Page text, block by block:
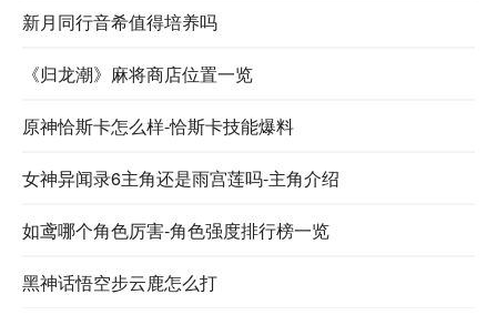
新月同行音希值得培养吗
《归龙潮》麻将商店位置一览
原神恰斯卡怎么样-恰斯卡技能爆料
女神异闻录6主角还是雨宫莲吗-主角介绍
如鸢哪个角色厉害-角色强度排行榜一览
黑神话悟空步云鹿怎么打